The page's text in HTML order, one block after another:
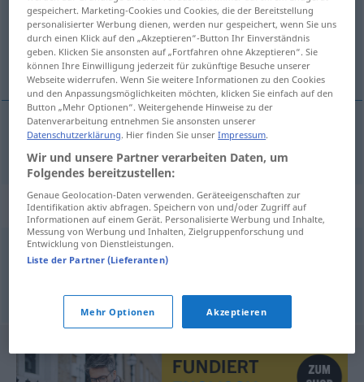
Übersicht aller Übersetzungen
(Für mehr Details die Übersetzung anklicken/antippen)
travelling (
travel) expenses Reisespesen
Synonyme für "Reisespesen"
Spesen,Reisekosten,Tagegeld
© OpenThesaurus.de
gespeichert. Marketing-Cookies und Cookies, die der Bereitstellung
personalisierter Werbung dienen, werden nur gespeichert, wenn Sie uns
durch einen Klick auf den „Akzeptieren“-Button Ihr Einverständnis
geben. Klicken Sie ansonsten auf „Fortfahren ohne Akzeptieren“. Sie
können Ihre Einwilligung jederzeit für zukünftige Besuche unserer
Webseite widerrufen. Wenn Sie weitere Informationen zu den Cookies
und den Anpassungsmöglichkeiten möchten, klicken Sie einfach auf den
Button „Mehr Optionen“. Weitergehende Hinweise zu der
Datenverarbeitung entnehmen Sie ansonsten unserer
Datenschutzerklärung. Hier finden Sie unserImpressum.
Wir und unsere Partner verarbeiten Daten, um
Folgendes bereitzustellen:
Genaue Geolocation-Daten verwenden. Geräteeigenschaften zur
Identifikation aktiv abfragen. Speichern von und/oder Zugriff auf
Informationen auf einem Gerät. Personalisierte Werbung und Inhalte,
Messung von Werbung und Inhalten, Zielgruppenforschung und
Entwicklung von Dienstleistungen.
Liste der Partner (Lieferanten)
Mehr Optionen Akzeptieren